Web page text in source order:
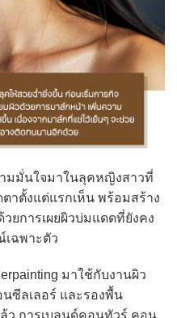
มั่นใจมาในลุคหญิงสาวที่
าตั้งแต่แรกเห็น พร้อมสร้าง
ยการเผยผิวบ่มแดดที่ยังคง
เฉพาะตัว
มาใช้กับงานผิว
ซีลเลอร์ และรองพื้น
ว การเบลนด์คอนทัวร์ คอน